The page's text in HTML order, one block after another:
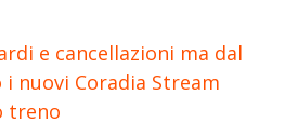
e cancellazioni ma dal
i nuovi Coradia Stream
treno